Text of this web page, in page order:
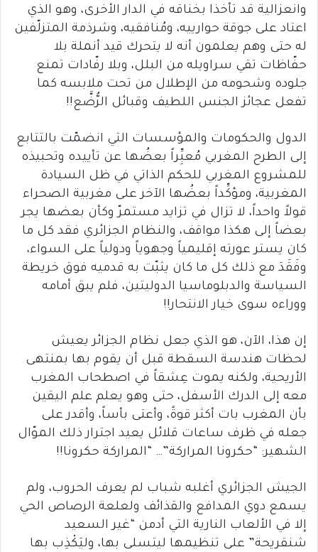
وانعزالية قد تأخذا بخناقه في الدار الأخرى، وهو الذي
اعتاد على جوقة حوارييه، ومُنافقيه، وشرذمة المتزلّفين
له حتى وهم يعلمون أنه لا يتحرك قيد أنملة بلا
حفّاظات تقي سراويله من البلل، وبلا رفّادات تمنع
جلوده وشحومه من الإطلال من تحت ملابسه كما
تفعل عجائز الجنس اللطيف وقبائل الرُّضَّع!!
الدول والحكومات والمؤسسات التي انضمّت بالتتابع
إلى الطرح المغربي مُعبِِّراً بعضُها عن تأييده وتحبيذه
للمشروع المغربي للحكم الذاتي في ظل السيادة
المغربية، ومؤكِّداً بعضُها الآخر على مغربية الصحراء
قولاً واحداً، لا تزال في تزايد مستمرّ وكأن بعضها يجر
بعضاً إلى هكذا مواقف، والنظام الجزائري فقد كل ما
كان يستر عورته إقليمياً وجهوياً ودولياً على السواء،
وفَقَدَ مع ذلك كل ما كان يثبّت به قدميه فوق خريطة
السياسة والدبلوماسيا الدوليتين، فلم يبق أمامه
ووراءه سوى خيار الانتحار!!
إن هذا، الآن، هو الذي جعل نظام الجزائر يعيش
لحظات هندسة السقطة قبل أن يقوم بها بمنتهى
الأريحية، ولكنه يموت عِشقاً في اصطحاب المغرب
معه إلى الدرك الأسفل، حتى وهو يعلم علم اليقين
بأن المغرب بات أكثر قوةً، وأعتى بأساً، وأقدر على
جعله في ظرف ساعات قلائل يعيد اجترار ذلك الموّال
الشهير: “حكرونا المراركة”… “المراركة حكرونا!!
الجيش الجزائري أغلبه شباب لم يعرف الحروب، ولم
يسمع دوي المدافع والقذائف ولعلعة الرصاص الحي
إلا في الألعاب النارية التي أدمن “غير السعيد
شنقريحة” على تنظيمها ليتسلى بها، وليَكْذِب بها